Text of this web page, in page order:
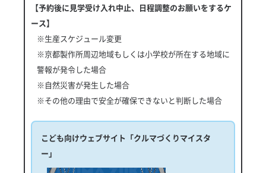
【予約後に見学受け入れ中止、日程調整のお願いをするケ
ース】
※生産スケジュール変更
※京都製作所周辺地域もしくは小学校が所在する地域に
警報が発令した場合
※自然災害が発生した場合
※その他の理由で安全が確保できないと判断した場合
こども向けウェブサイト「クルマづくりマイスタ
ー」